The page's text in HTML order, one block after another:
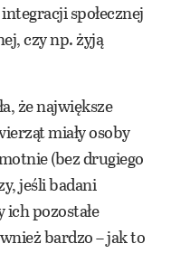
społecznej
czy np. żyją
że największe
miały osoby
(bez drugiego
jeśli badani
pozostałe
bardzo – jak to